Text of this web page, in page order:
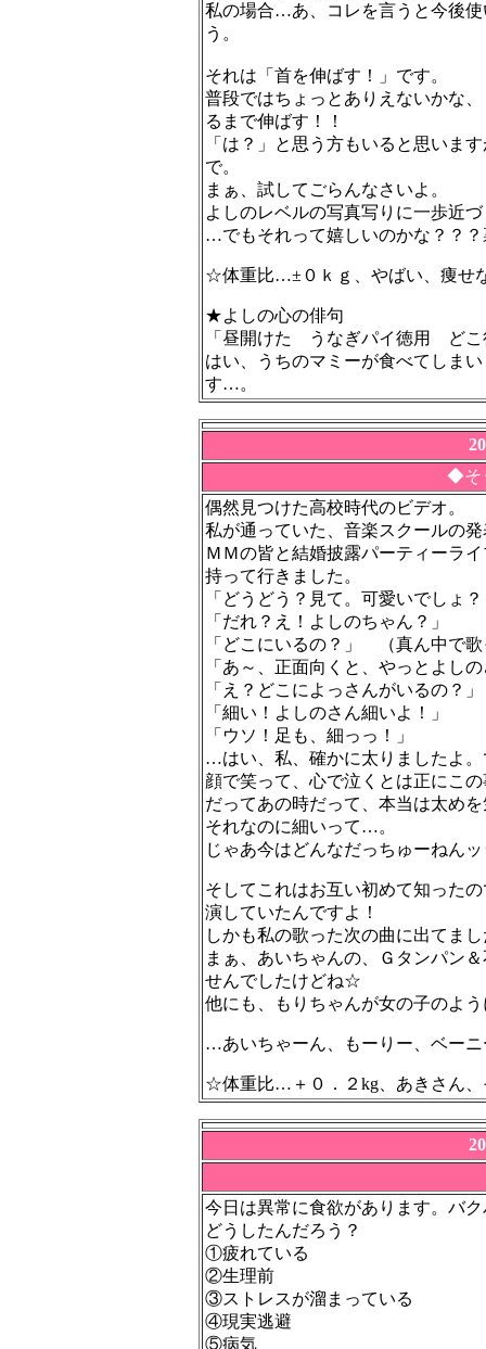
私の場合…あ、コレを言うと今後
う。
それは「首を伸ばす！」です。
普段ではちょっとありえないかな
るまで伸ばす！！
「は？」と思う方もいると思いま
で。
まぁ、試してごらんなさいよ。
よしのレベルの写真写りに一歩近
…でもそれって嬉しいのかな？？
☆体重比…±０ｋｇ、やばい、痩せ
★よしの心の俳句
「昼開けた うなぎパイ徳用 どこ
はい、うちのマミーが食べてしま
す…。
◆そ
偶然見つけた高校時代のビデオ。
私が通っていた、音楽スクールの
ＭＭの皆と結婚披露パーティーラ
持って行きました。
「どうどう？見て。可愛いでしょ
「だれ？え！よしのちゃん？」
「どこにいるの？」 （真ん中で
「あ～、正面向くと、やっとよし
「え？どこによっさんがいるの？
「細い！よしのさん細いよ！」
「ウソ！足も、細っっ！」
…はい、私、確かに太りましたよ
顔で笑って、心で泣くとは正にこ
だってあの時だって、本当は太め
それなのに細いって…。
じゃあ今はどんなだっちゅーねん
そしてこれはお互い初めて知った
演していたんですよ！
しかも私の歌った次の曲に出てま
まぁ、あいちゃんの、Ｇタンパン
せんでしたけどね☆
他にも、もりちゃんが女の子のよ
…あいちゃーん、もーりー、ベー
☆体重比…＋０．２ kg 、あきさん
今日は異常に食欲があります。バ
どうしたんだろう？
①疲れている
②生理前
③ストレスが溜まっている
④現実逃避
⑤病気